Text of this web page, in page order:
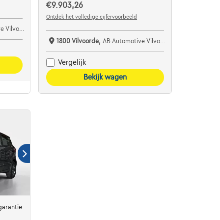
€9.903,26
Ontdek het volledige cijfervoorbeeld
1800 Vilvoorde, AB Automotive Vilvoorde
Vergelijk
Bekijk wagen